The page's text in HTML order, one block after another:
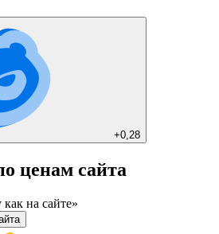
+0,28
ценам сайта
на сайте»